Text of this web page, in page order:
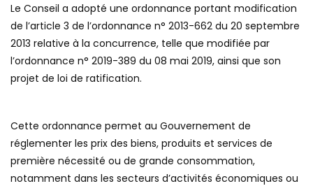
Le Conseil a adopté une ordonnance portant modification
de l’article 3 de l’ordonnance n° 2013-662 du 20 septembre
2013 relative à la concurrence, telle que modifiée par
l’ordonnance n° 2019-389 du 08 mai 2019, ainsi que son
projet de loi de ratification.
Cette ordonnance permet au Gouvernement de
réglementer les prix des biens, produits et services de
première nécessité ou de grande consommation,
notamment dans les secteurs d’activités économiques ou